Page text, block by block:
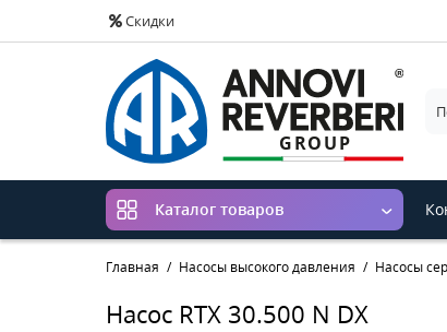
Скидки
Каталог товаров
Главная Насосы высокого давления Насосы
Насос RTX 30.500 N DX